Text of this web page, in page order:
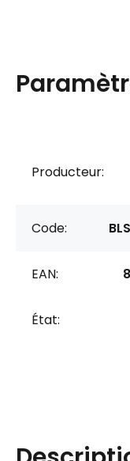
Producteur:
Code:
EAN:
État: